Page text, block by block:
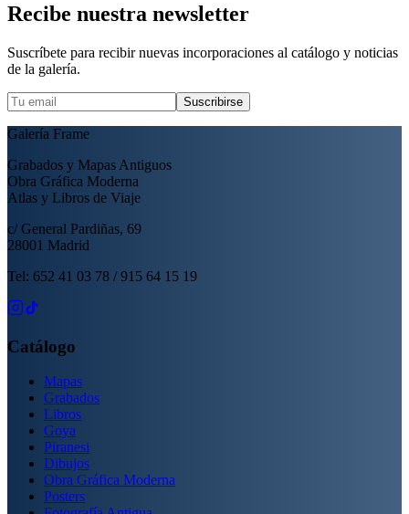
Recibe nuestra newsletter
Suscríbete para recibir nuevas incorporaciones al catálogo y noticias
de la galería.
Suscribirse
Galería Frame
Grabados y Mapas Antiguos
Obra Gráfica Moderna
Atlas y Libros de Viaje
c/ General Pardiñas, 69
28001 Madrid
Tel: 652 41 03 78 / 915 64 15 19
Catálogo
Mapas
Grabados
Libros
Goya
Piranesi
Dibujos
Obra Gráfica Moderna
Posters